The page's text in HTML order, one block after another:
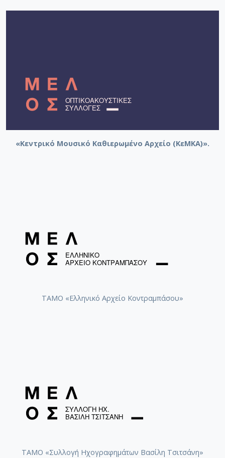
«Κεντρικό Μουσικό Καθιερωμένο Αρχείο (ΚεΜΚΑ)».
ΤΑΜΟ «Ελληνικό Αρχείο Κοντραμπάσου»
ΤΑΜΟ «Συλλογή Ηχογραφημάτων Βασίλη Τσιτσάνη»